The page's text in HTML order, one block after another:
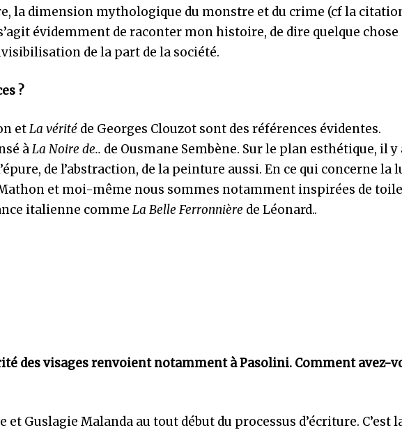
la dimension mythologique du monstre et du crime (cf la
évidemment de raconter mon histoire, de dire quelque chose
de la part de la société.
?
etLa vérité de Georges Clouzot sont des références évidentes.
àLa Noire de.. de Ousmane Sembène. Sur le plan esthétique, il y
de l’abstraction, de la peinture aussi. En ce qui concerne la
et moi-même nous sommes notamment inspirées de
italienne comme La Belle Ferronnière de Léonard..
des visages renvoient notamment à Pasolini. Comment avez-
et Guslagie Malanda au tout début du processus d’écriture. C’est